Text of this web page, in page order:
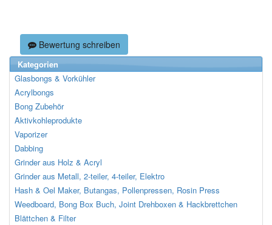
Bewertung schreiben
Kategorien
Glasbongs & Vorkühler
Acrylbongs
Bong Zubehör
Aktivkohleprodukte
Vaporizer
Dabbing
Grinder aus Holz & Acryl
Grinder aus Metall, 2-teiler, 4-teiler, Elektro
Hash & Oel Maker, Butangas, Pollenpressen, Rosin Press
Weedboard, Bong Box Buch, Joint Drehboxen & Hackbrettchen
Blättchen & Filter